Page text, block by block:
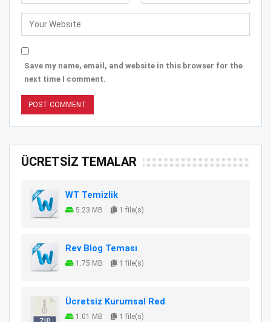
Save my name, email, and website in this browser for the
next time I comment.
ÜCRETSİZ TEMALAR
WT Temizlik
5.23 MB 1 file(s)
Rev Blog Teması
1.75 MB 1 file(s)
Ücretsiz Kurumsal Red
1.01 MB 1 file(s)